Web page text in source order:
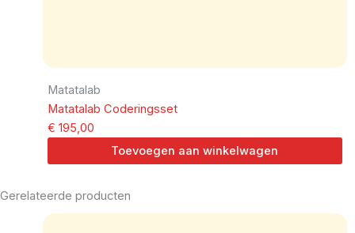
Matatalab
Matatalab Coderingsset
€ 195,00
Toevoegen aan winkelwagen
Gerelateerde producten